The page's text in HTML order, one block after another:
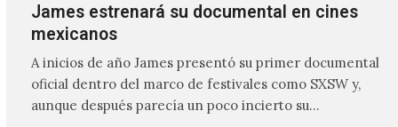
James estrenará su documental en cines
mexicanos
A inicios de año James presentó su primer documental
oficial dentro del marco de festivales como SXSW y,
aunque después parecía un poco incierto su…